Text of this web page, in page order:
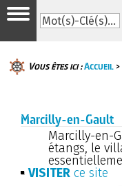
Vous êtes ici :Accueil >
Marcilly-en-Gault
Marcilly-en-
étangs, le
VISITER ce site